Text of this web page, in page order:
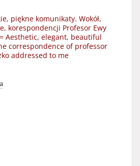
piękne komunikaty. Wokół,
korespondencji Profesor Ewy
Aesthetic, elegant, beautiful
correspondence of professor
addressed to me